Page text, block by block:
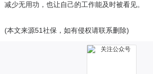
减少无用功，也让自己的工作能及时被看见。
(本文来源51社保，如有侵权请联系删除)